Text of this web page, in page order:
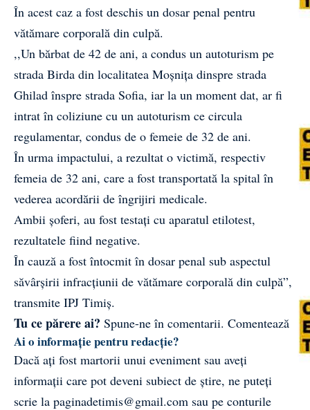
În acest caz a fost deschis un dosar penal pentru
vătămare corporală din culpă.
,,Un bărbat de 42 de ani, a condus un autoturism pe
strada Birda din localitatea Moșnița dinspre strada
Ghilad înspre strada Sofia, iar la un moment dat, ar fi
intrat în coliziune cu un autoturism ce circula
regulamentar, condus de o femeie de 32 de ani.
În urma impactului, a rezultat o victimă, respectiv
femeia de 32 ani, care a fost transportată la spital în
vederea acordării de îngrijiri medicale.
Ambii șoferi, au fost testați cu aparatul etilotest,
rezultatele fiind negative.
În cauză a fost întocmit în dosar penal sub aspectul
săvârșirii infracțiunii de vătămare corporală din culpă”,
transmite IPJ Timiș.
Tu ce părere ai? Spune-ne în comentarii. Comentează
Ai o informație pentru redacție?
Dacă ați fost martorii unui eveniment sau aveți
informații care pot deveni subiect de știre, ne puteți
scrie la paginadetimis@gmail.com sau pe conturile